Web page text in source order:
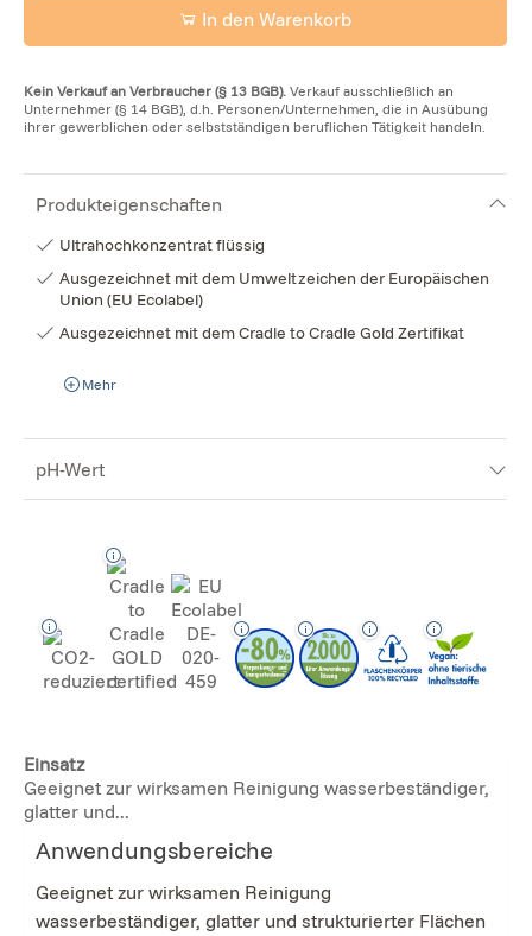
In den Warenkorb
Kein Verkauf an Verbraucher (§ 13 BGB). Verkauf ausschließlich an
Unternehmer (§ 14 BGB), d.h. Personen/Unternehmen, die in Ausübung
ihrer gewerblichen oder selbstständigen beruflichen Tätigkeit handeln.
Produkteigenschaften
Ultrahochkonzentrat flüssig
Ausgezeichnet mit dem Umweltzeichen der Europäischen
Union (EU Ecolabel)
Ausgezeichnet mit dem Cradle to Cradle Gold Zertifikat
Mehr
pH-Wert
Einsatz
Geeignet zur wirksamen Reinigung wasserbeständiger,
glatter und...
Anwendungsbereiche
Geeignet zur wirksamen Reinigung
wasserbeständiger, glatter und strukturierter Flächen